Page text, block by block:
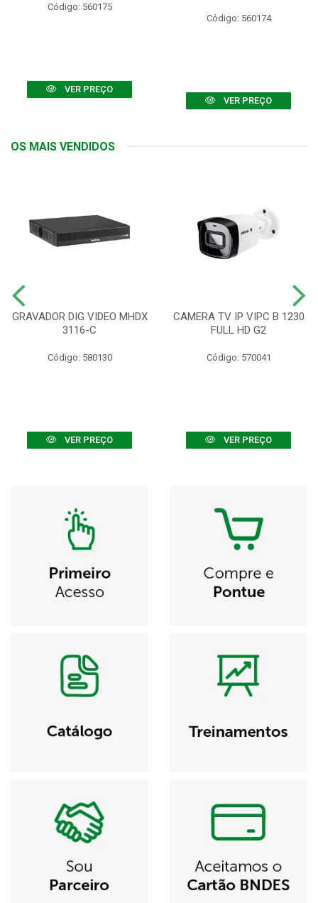
Código: 560175
VER PREÇO
Código: 560174
VER PREÇO
OS MAIS VENDIDOS
GRAVADOR DIG VIDEO MHDX
3116-C
Código: 580130
VER PREÇO
CAMERA TV IP VIPC B 1230
FULL HD G2
Código: 570041
VER PREÇO